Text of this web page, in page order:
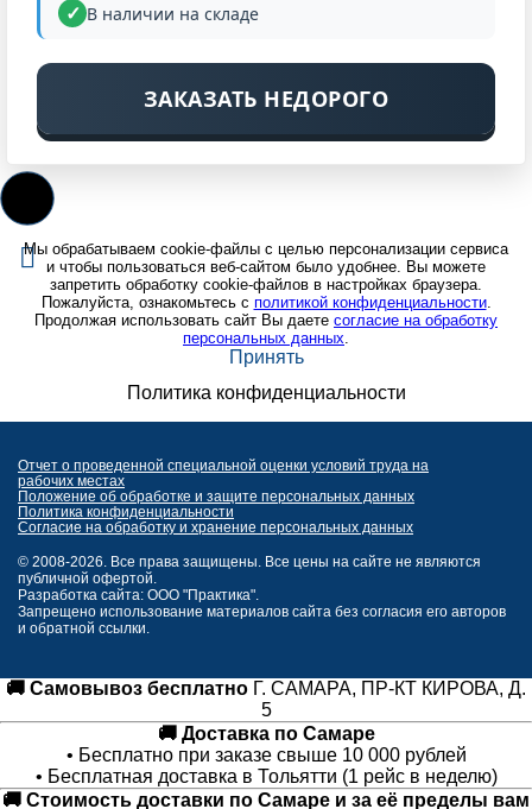
В наличии на складе
ЗАКАЗАТЬ НЕДОРОГО
Мы обрабатываем cookie-файлы с целью персонализации сервиса
и чтобы пользоваться веб-сайтом было удобнее. Вы можете
запретить обработку cookie-файлов в настройках браузера.
Пожалуйста, ознакомьтесь с политикой конфиденциальности.
Продолжая использовать сайт Вы даете согласие на обработку
персональных данных.
Принять
Политика конфиденциальности
Отчет о проведенной специальной оценки условий труда на
рабочих местах
Положение об обработке и защите персональных данных
Политика конфиденциальности
Согласие на обработку и хранение персональных данных
© 2008-2026. Все права защищены. Все цены на сайте не являются
публичной офертой.
Разработка сайта: ООО "Практика".
Запрещено использование материалов сайта без согласия его авторов
и обратной ссылки.
🚚 Самовывоз бесплатно Г. САМАРА, ПР-КТ КИРОВА, Д.
5
🚚 Доставка по Самаре
• Бесплатно при заказе свыше 10 000 рублей
• Бесплатная доставка в Тольятти (1 рейс в неделю)
🚚 Стоимость доставки по Самаре и за её пределы вам